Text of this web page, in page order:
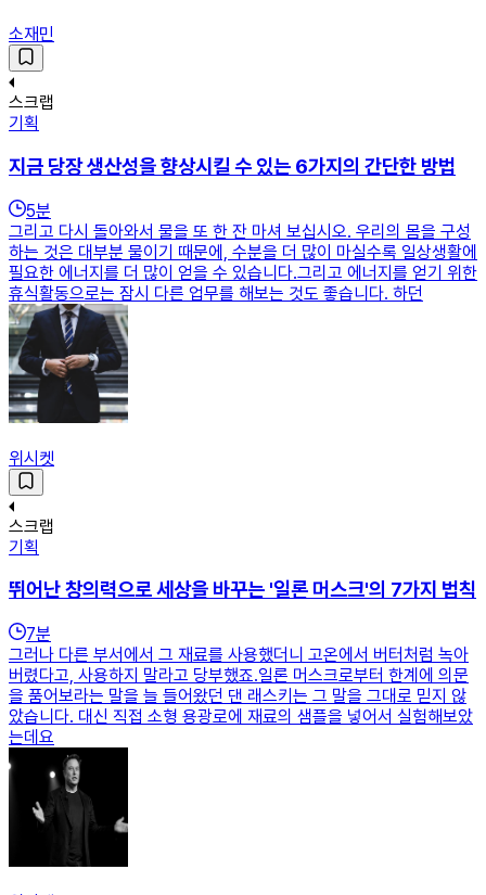
소재민
스크랩
기획
지금 당장 생산성을 향상시킬 수 있는 6가지의 간단한 방법
5분
그리고 다시 돌아와서 물을 또 한 잔 마셔 보십시오. 우리의 몸을 구성
하는 것은 대부분 물이기 때문에, 수분을 더 많이 마실수록 일상생활에
필요한 에너지를 더 많이 얻을 수 있습니다.그리고 에너지를 얻기 위한
휴식활동으로는 잠시 다른 업무를 해보는 것도 좋습니다. 하던
위시켓
스크랩
기획
뛰어난 창의력으로 세상을 바꾸는 '일론 머스크'의 7가지 법칙
7분
그러나 다른 부서에서 그 재료를 사용했더니 고온에서 버터처럼 녹아
버렸다고, 사용하지 말라고 당부했죠.일론 머스크로부터 한계에 의문
을 품어보라는 말을 늘 들어왔던 댄 래스키는 그 말을 그대로 믿지 않
았습니다. 대신 직접 소형 용광로에 재료의 샘플을 넣어서 실험해보았
는데요